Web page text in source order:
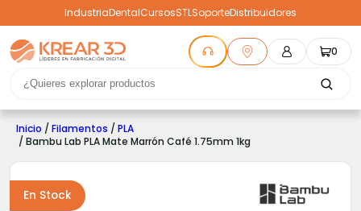
IndustriaDentalCursosSTLSoporteDistribuidores
0
Inicio / Filamentos / PLA
/ Bambu Lab PLA Mate Marrón Café 1.75mm 1kg
En Stock